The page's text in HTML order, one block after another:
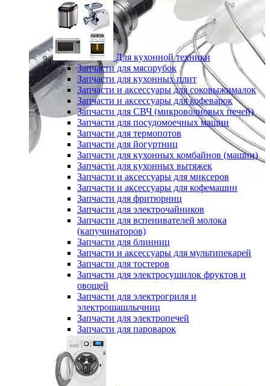
Для кухонной техники
Запчасти для мясорубок
Запчасти для кухонных плит
Запчасти и аксессуары для соковыжималок
Запчасти и аксессуары для кофеварок
Запчасти для СВЧ (микроволновых печей)
Запчасти для посудомоечных машин
Запчасти для термопотов
Запчасти для йогуртниц
Запчасти для кухонных комбайнов (машин)
Запчасти для кухонных вытяжек
Запчасти и аксессуары для миксеров
Запчасти и аксессуары для кофемашин
Запчасти для фритюрниц
Запчасти для электрочайников
Запчасти для вспенивателей молока
(капучинаторов)
Запчасти для блинниц
Запчасти и аксессуары для мультипекарей
Запчасти для тостеров
Запчасти для электросушилок фруктов и
овощей
Запчасти для электрогриля и
электрошашлычниц
Запчасти для электропечей
Запчасти для пароварок